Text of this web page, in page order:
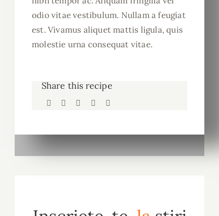
odio vitae vestibulum. Nullam a feugiat
est. Vivamus aliquet mattis ligula, quis
molestie urna consequat vitae.
Share this recipe